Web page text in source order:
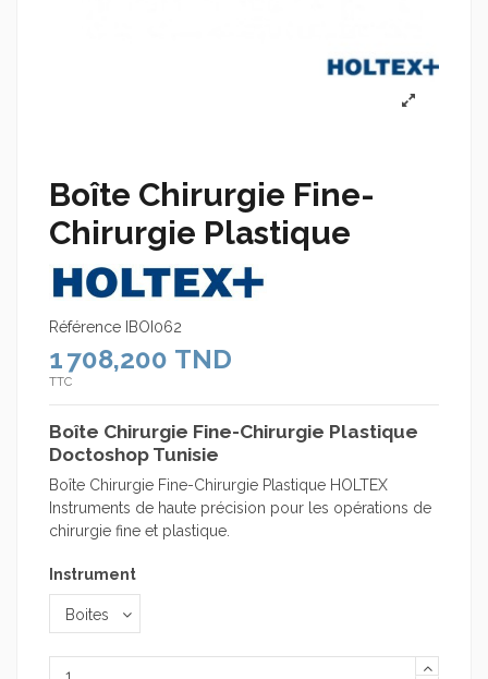
Boîte Chirurgie Fine-
Chirurgie Plastique
Référence IBOI062
1 708,200 TND
TTC
Boîte Chirurgie Fine-Chirurgie Plastique
Doctoshop Tunisie
Boîte Chirurgie Fine-Chirurgie Plastique HOLTEX
Instruments de haute précision pour les opérations de
chirurgie fine et plastique.
Instrument